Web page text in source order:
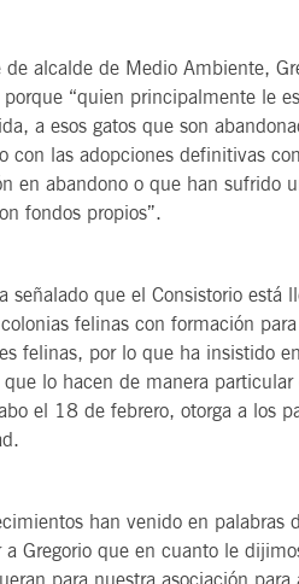
de alcalde de Medio Ambiente,
porque “quien principalmente le
a esos gatos que son
con las adopciones definitivas
en abandono o que han sufrido
fondos propios”.
señalado que el Consistorio está
felinas con formación
felinas, por lo que ha insistido
lo hacen de manera
el 18 de febrero, otorga a los
han venido en palabras
a Gregorio que en cuanto le
VER